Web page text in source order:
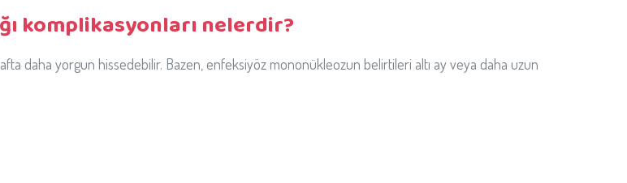
komplikasyonları nelerdir?
daha yorgun hissedebilir. Bazen, enfeksiyöz mononükleozun belirtileri altı ay veya daha uzun